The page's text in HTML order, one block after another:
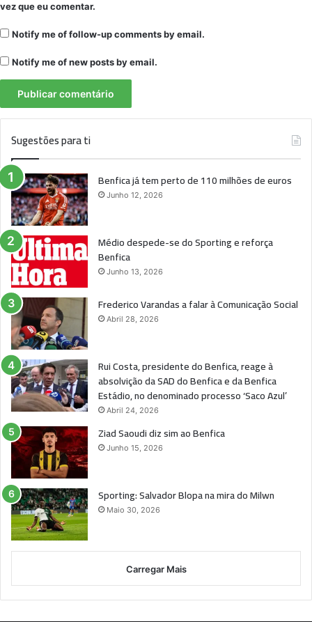
vez que eu comentar.
Notify me of follow-up comments by email.
Notify me of new posts by email.
Sugestões para ti
Benfica já tem perto de 110 milhões de euros
Junho 12, 2026
Médio despede-se do Sporting e reforça
Benfica
Junho 13, 2026
Frederico Varandas a falar à Comunicação Social
Abril 28, 2026
Rui Costa, presidente do Benfica, reage à
absolvição da SAD do Benfica e da Benfica
Estádio, no denominado processo ‘Saco Azul’
Abril 24, 2026
Ziad Saoudi diz sim ao Benfica
Junho 15, 2026
Sporting: Salvador Blopa na mira do Milwn
Maio 30, 2026
Carregar Mais